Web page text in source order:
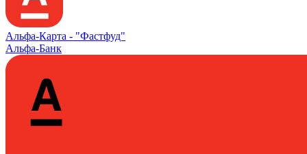
Альфа‑Карта - "Фастфуд"
Альфа-Банк